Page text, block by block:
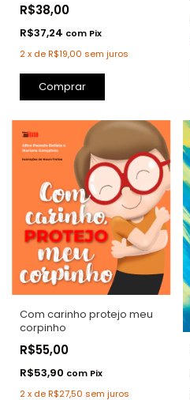
R$38,00
R$37,24 com Pix
2x deR$19,00 sem juros
Comprar
Com carinho protejo meu
corpinho
R$55,00
R$53,90 com Pix
2x deR$27,50 sem juros